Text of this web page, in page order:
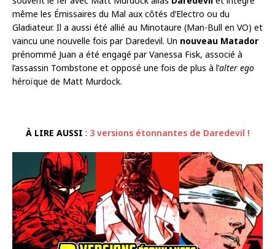
même les Émissaires du Mal aux côtés d’Electro ou du
Gladiateur. Il a aussi été allié au Minotaure (Man-Bull en VO) et
vaincu une nouvelle fois par Daredevil. Un nouveau Matador
prénommé Juan a été engagé par Vanessa Fisk, associé à
l’assassin Tombstone et opposé une fois de plus à l’alter ego
héroïque de Matt Murdock.
À LIRE AUSSI : 3 versions étonnantes de Daredevil !